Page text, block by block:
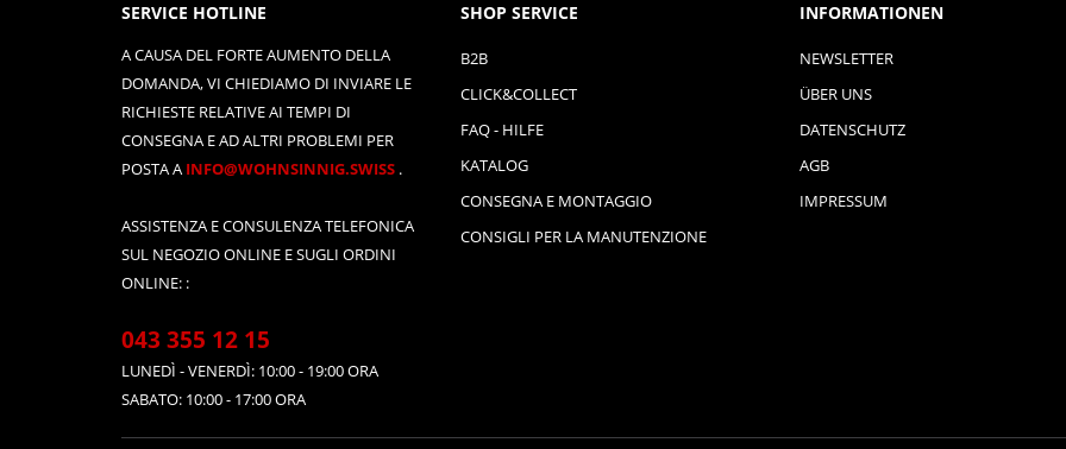
SERVICE HOTLINE
A CAUSA DEL FORTE AUMENTO DELLA
DOMANDA, VI CHIEDIAMO DI INVIARE LE
RICHIESTE RELATIVE AI TEMPI DI
CONSEGNA E AD ALTRI PROBLEMI PER
POSTA A INFO@WOHNSINNIG.SWISS .
ASSISTENZA E CONSULENZA TELEFONICA
SUL NEGOZIO ONLINE E SUGLI ORDINI
ONLINE: :
043 355 12 15
LUNEDÌ - VENERDÌ: 10:00 - 19:00 ORA
SABATO: 10:00 - 17:00 ORA
SHOP SERVICE
B2B
CLICK&COLLECT
FAQ - HILFE
KATALOG
CONSEGNA E MONTAGGIO
CONSIGLI PER LA MANUTENZIONE
INFORMATIONEN
NEWSLETTER
ÜBER UNS
DATENSCHUTZ
AGB
IMPRESSUM